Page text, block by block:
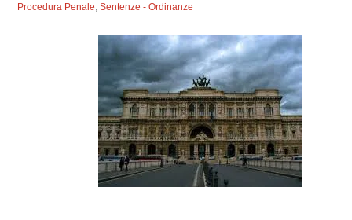
Procedura Penale,Sentenze - Ordinanze